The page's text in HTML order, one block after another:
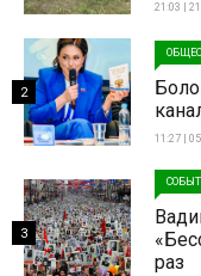
21:03 |
11:27 |
2
раз
3